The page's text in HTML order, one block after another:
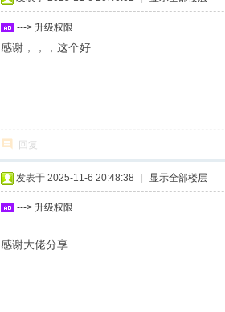
---> 升级权限
感谢，，，这个好
回复
发表于 2025-11-6 20:48:38 显示全部楼层
---> 升级权限
感谢大佬分享